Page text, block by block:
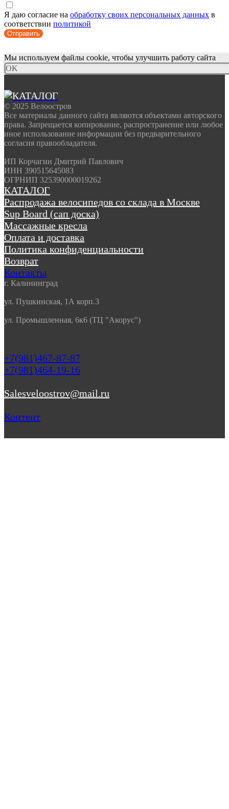
Я даю согласие на обработку своих персональных данных в
соответствии политикой
Отправить
Мы используем файлы cookie, чтобы улучшить работу сайта
OK
© 2025 Велоостров
Все материалы данного сайта являются объектами авторского
права. Запрещается копирование, распространение или любое
иное использование информации без предварительного
согласия правообладателя.
ИП Корчагин Дмитрий Павлович
ИНН 390515645083
ОГРНИП 325390000019262
КАТАЛОГ
Распродажа велосипедов со склада в Москве
Sup Board (сап доска)
Массажные кресла
Оплата и доставка
Политика конфиденциальности
Возврат
Контакты
г. Калининград
ул. Пушкинская, 1А корп.3
ул. Промышленная, 6к6 (ТЦ "Акорус")
+7(981)467-87-87
+7(981)464-19-16
Salesveloostrov@mail.ru
Контент